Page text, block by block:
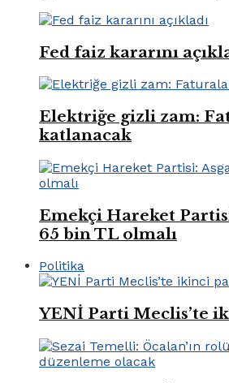
Fed faiz kararını
Elektriğe gizli zam:
katlanacak
Emekçi Hareket
65 bin TL olmalı
Politika
YENİ Parti Meclis’te